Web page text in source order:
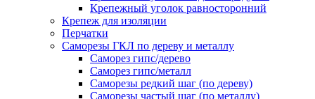
Крепежный уголок равносторонний
Крепеж для изоляции
Перчатки
Саморезы ГКЛ по дереву и металлу
Саморез гипс/дерево
Саморез гипс/металл
Саморезы редкий шаг (по дереву)
Саморезы частый шаг (по металлу)